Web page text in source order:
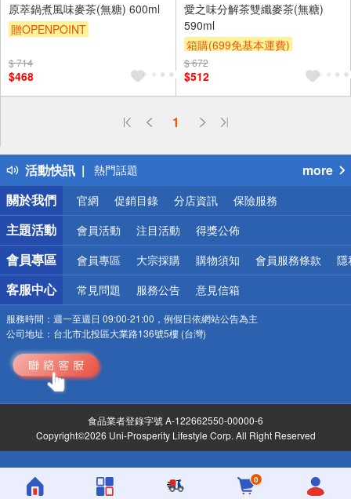
原萃鍋煮風味麥茶(無糖) 600ml
贈OPENPOINT
滿額9折
$ 714
$468
愛之味分解茶雙纖麥茶(無糖)
590ml
箱購(699免基本運費)
贈OPENPOINT
贈$200
$ 672
$512
1
活動快訊
偏遠地區配送
得獎公告
熱門話題
銀行優惠
偏遠地區配送
詐騙網頁！請小心！
more
關於我們
官網 促銷目錄 分店資訊 保險服務
主題活動 會員活動 注目活動 得獎公佈
會員專區 會員專區 大宗採購 購物須知 會員服務條款 隱
客服中心 常見問題 服務公告 意見信箱
服務時間： 週一至週日 09:00-21:00，例假日依網站公告為主
公司地址： 台北市北投區大業路136號5樓 (台灣)
食品業者登錄字號 A-122662550-00000-6
Copyright©2026 Uni-Prosperity Lifestyle Corp. All Right Reserved
0